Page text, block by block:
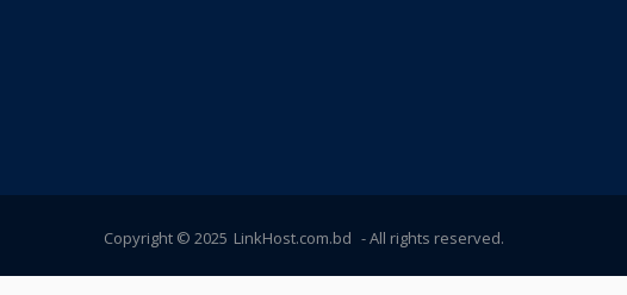
Copyright © 2025 LinkHost.com.bd - All rights reserved.